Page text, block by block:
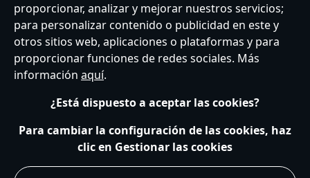
Atención al Cliente Términos de Uso
Buscador de Tiendas
Mapa del Sitio
Política de Privacidad
Política de Cookies
Sobre Privacidad en la UE
Términos y Condiciones Generales
Gestionar su configuración de cookies
s172 Statements
Accessibility
© Disney © Disney•Pixar © & ™ Lucasfilm LTD © Marvel. Todos los derechos
proporcionar, analizar y mejorar nuestros servicios;
para personalizar contenido o publicidad en este y
otros sitios web, aplicaciones o plataformas y para
proporcionar funciones de redes sociales. Más
información aquí.
¿Está dispuesto a aceptar las cookies?
Para cambiar la configuración de las cookies, haz
clic en Gestionar las cookies